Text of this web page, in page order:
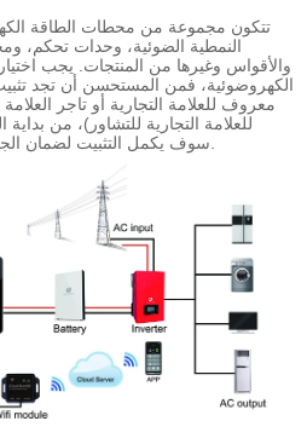
تتكون مجموعة من محطات الطاقة
النمطية الضوئية، وحدات تحكم،
والأقواس وغيرها من المنتجات. يجب اختيار
معروف للعلامة التجارية أو تاجر
للعلامة التجارية للتشاور)، من